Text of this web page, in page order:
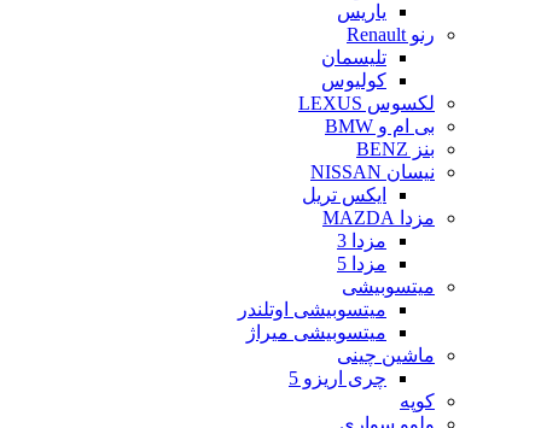
یاریس
رنو Renault
تلیسمان
کولیوس
لکسوس LEXUS
بی ام و BMW
بنز BENZ
نیسان NISSAN
ایکس تریل
مزدا MAZDA
مزدا 3
مزدا 5
میتسوبیشی
میتسوبیشی اوتلندر
میتسوبیشی میراژ
ماشین چینی
چری اریزو 5
کوپه
ولوو سواری